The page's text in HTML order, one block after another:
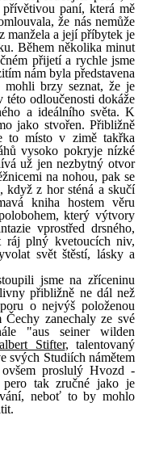
paní, která mě
že nás nemůže
manžela a její příbytek je
Během několika minut
přijetí a rychle jsme
nám byla představena
brzy seznat, že je
odloučenosti dokáže
a ideálního světa. K
jako stvořen. Přibližně
to místo v zimě takřka
vysoko pokryje nízké
už jen nezbytný otvor
na nohou, pak se
když z hor sténá a skučí
kniha hostem věru
který výtvory
vprostřed drsného,
ráj plný kvetoucích niv,
svět štěstí, lásky a
jsme na zříceninu
přibližně ne dál než
o nejvýš položenou
zanechaly ze své
"aus seiner wilden
Stifter, talentovaný
svých Studiích námětem
proslulý Hvozd -
tak zručné jako je
neboť to by mohlo